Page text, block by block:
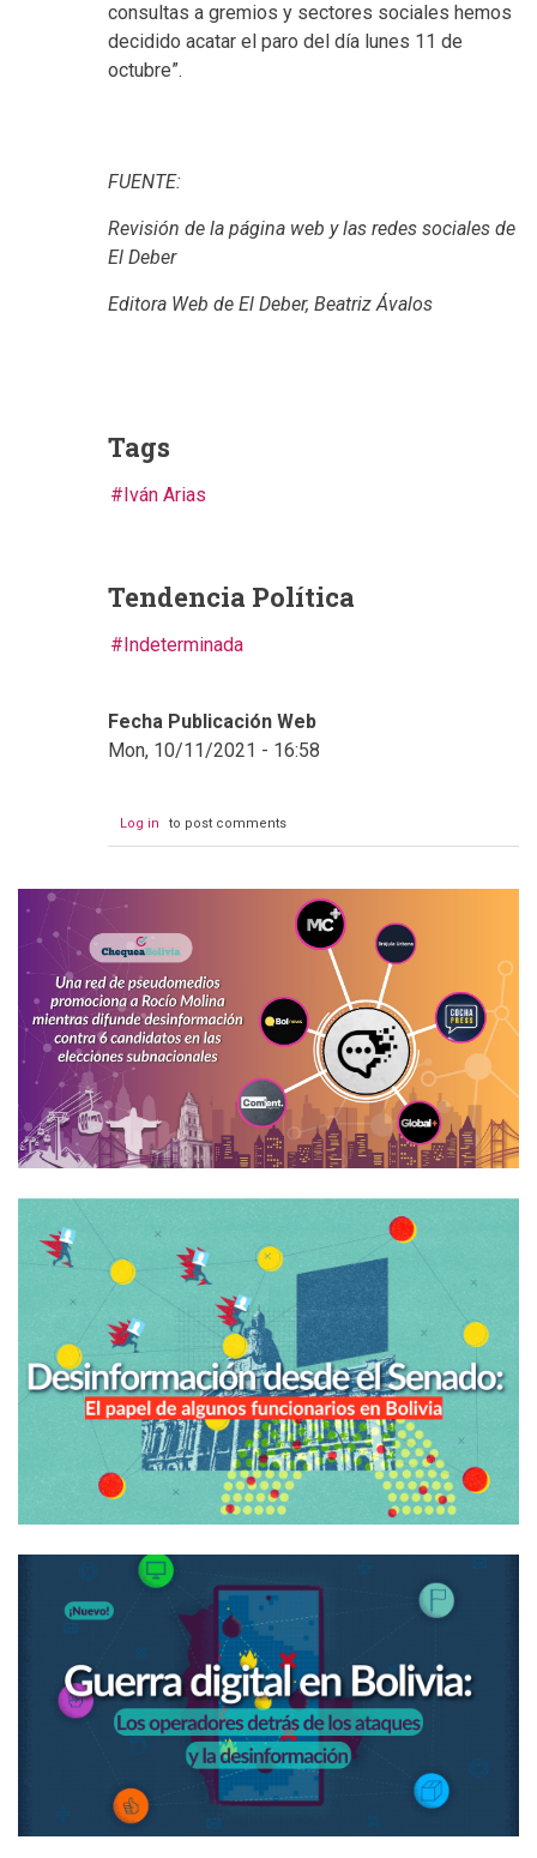
consultas a gremios y sectores sociales hemos
decidido acatar el paro del día lunes 11 de
octubre”.
FUENTE:
Revisión de la página web y las redes sociales de
El Deber
Editora Web de El Deber, Beatriz Ávalos
Tags
Iván Arias
Tendencia Política
Indeterminada
Fecha Publicación Web
Mon, 10/11/2021 - 16:58
Log in to post comments